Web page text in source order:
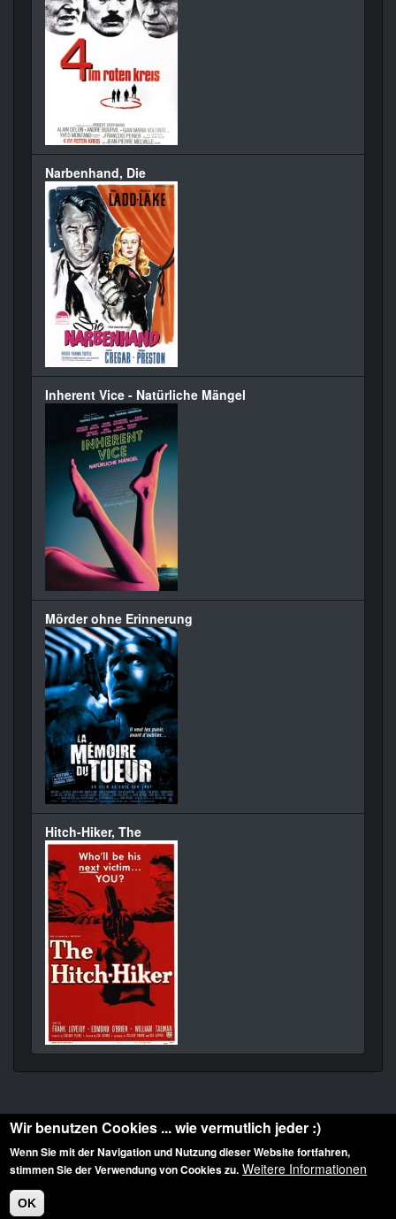
Narbenhand, Die
Inherent Vice - Natürliche Mängel
Mörder ohne Erinnerung
Hitch-Hiker, The
Diese Website ist urheberrechtlich geschützt: © 2010-2026 der Film Noir de. Alle
Rechte vorbehalten.
Wir benutzen Cookies ... wie vermutlich jeder :)
Wenn Sie mit der Navigation und Nutzung dieser Website fortfahren,
stimmen Sie der Verwendung von Cookies zu. Weitere Informationen
OK